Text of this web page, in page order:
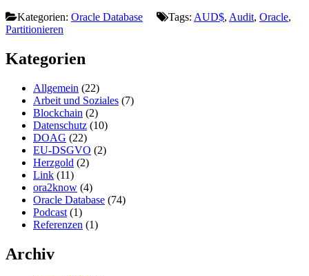
Kategorien: Oracle Database Tags: AUD$, Audit, Oracle,
Partitionieren
Kategorien
Allgemein (22)
Arbeit und Soziales (7)
Blockchain (2)
Datenschutz (10)
DOAG (22)
EU-DSGVO (2)
Herzgold (2)
Link (11)
ora2know (4)
Oracle Database (74)
Podcast (1)
Referenzen (1)
Archiv